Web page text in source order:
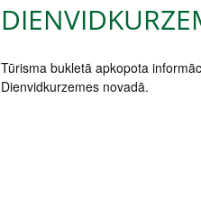
Tūrisma bukletā apkopota
Dienvidkurzemes novadā.